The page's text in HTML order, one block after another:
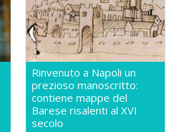
Rinvenuto a Napoli un
prezioso manoscritto:
contiene mappe del
Barese risalenti al XVI
secolo